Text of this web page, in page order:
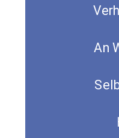
An